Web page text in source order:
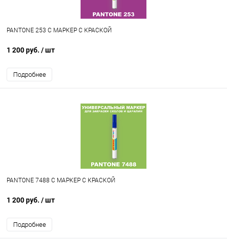
PANTONE 253 C МАРКЕР С КРАСКОЙ
1 200 руб. / шт
Подробнее
PANTONE 7488 C МАРКЕР С КРАСКОЙ
1 200 руб. / шт
Подробнее